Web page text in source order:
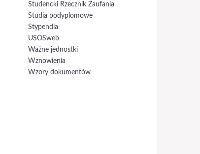
Studencki Rzecznik Zaufania
Studia podyplomowe
Stypendia
USOSweb
Ważne jednostki
Wznowienia
Wzory dokumentów